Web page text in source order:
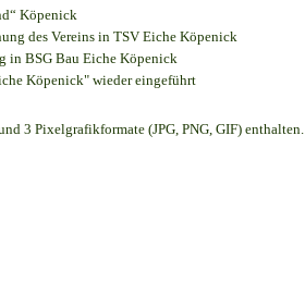
Köpenick
des Vereins in TSV Eiche Köpenick
in BSG Bau Eiche Köpenick
Köpenick" wieder eingeführt
3 Pixelgrafikformate (JPG, PNG, GIF) enthalten.